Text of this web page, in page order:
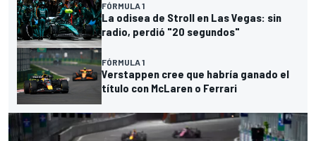
FÓRMULA 1
La odisea de Stroll en Las Vegas: sin
radio, perdió "20 segundos"
FÓRMULA 1
Verstappen cree que habría ganado el
título con McLaren o Ferrari